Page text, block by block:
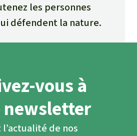
les personnes
défendent la nature.
vous à
newsletter
l’actualité de nos